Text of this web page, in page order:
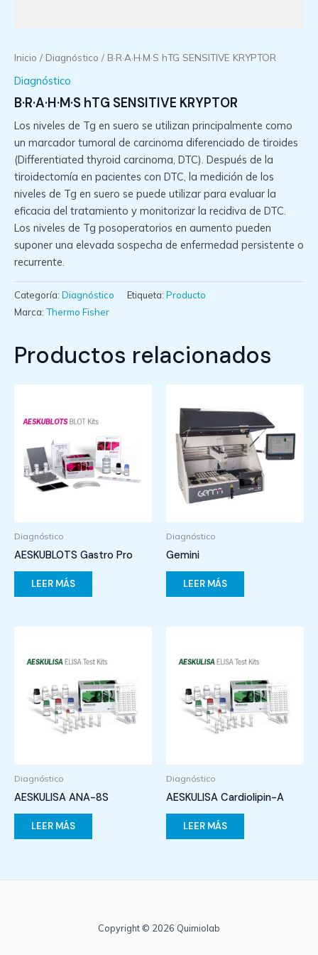
Inicio / Diagnóstico / B·R·A·H·M·S hTG SENSITIVE KRYPTOR
Diagnóstico
B·R·A·H·M·S hTG SENSITIVE KRYPTOR
Los niveles de Tg en suero se utilizan principalmente como
un marcador tumoral de carcinoma diferenciado de tiroides
(Differentiated thyroid carcinoma, DTC). Después de la
tiroidectomía en pacientes con DTC, la medición de los
niveles de Tg en suero se puede utilizar para evaluar la
eficacia del tratamiento y monitorizar la recidiva de DTC.
Los niveles de Tg posoperatorios en aumento pueden
suponer una elevada sospecha de enfermedad persistente o
recurrente.
Categoría: Diagnóstico Etiqueta: Producto
Marca: Thermo Fisher
Productos relacionados
Diagnóstico
AESKUBLOTS Gastro Pro
LEER MÁS
Diagnóstico
Gemini
LEER MÁS
Diagnóstico
AESKULISA ANA-8S
LEER MÁS
Diagnóstico
AESKULISA Cardiolipin-A
LEER MÁS
Copyright © 2026 Quimiolab